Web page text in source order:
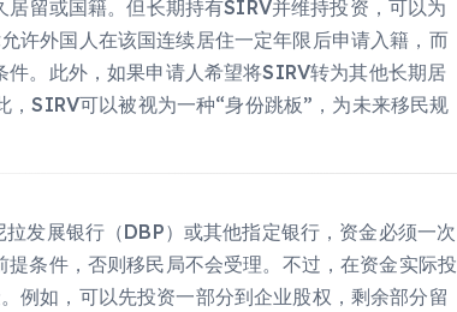
留或国籍。但长期持有SIRV并维持投资，可以为
许外国人在该国连续居住一定年限后申请入籍，而
。此外，如果申请人希望将SIRV转为其他长期居
，SIRV可以被视为一种“身份跳板”，为未来移民规
发展银行（DBP）或其他指定银行，资金必须一次
条件，否则移民局不会受理。不过，在资金实际投
例如，可以先投资一部分到企业股权，剩余部分留